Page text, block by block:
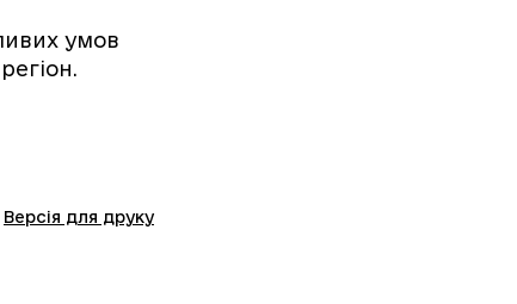
умов
Версія для друку